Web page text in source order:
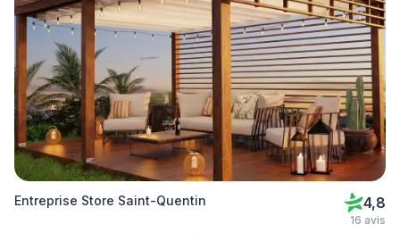
Entreprise Store Saint-Quentin 4,8
16 avis